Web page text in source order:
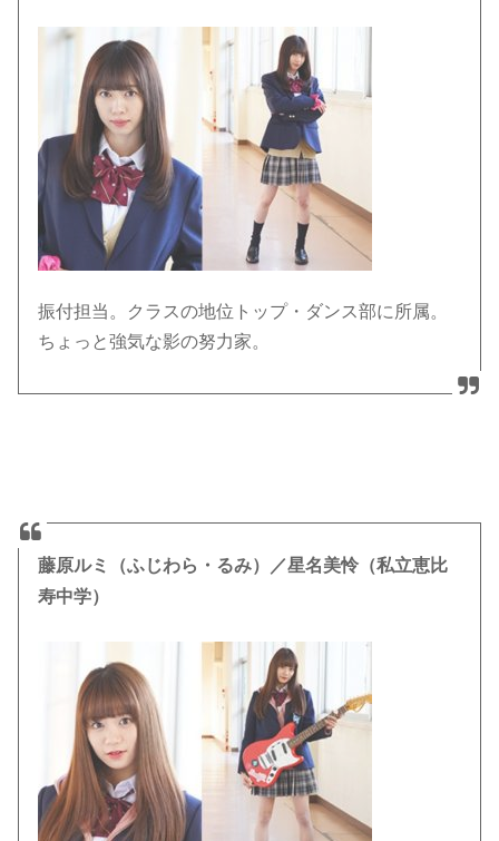
振付担当。クラスの地位トップ・ダンス部に所属。
ちょっと強気な影の努力家。
藤原ルミ（ふじわら・るみ）／星名美怜（私立恵比
寿中学）